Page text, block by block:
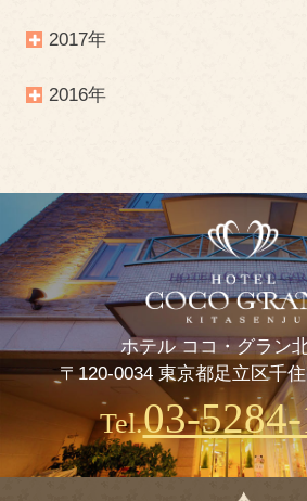
2017年
2016年
ホテル ココ・グラ
〒120-0034 東京都足立区千
Tel.03-